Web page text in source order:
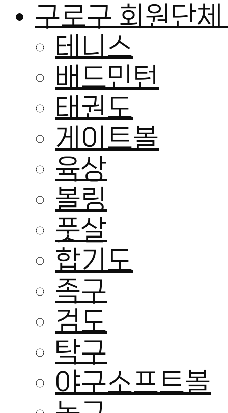
구로구 회원단
테니스
배드민턴
태권도
게이트볼
육상
볼링
풋살
합기도
족구
검도
탁구
야구소프트볼